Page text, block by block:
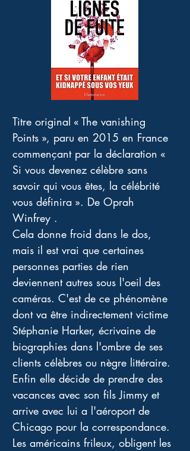
Titre original « The vanishing
Points », paru en 2015 en France
commençant par la déclaration «
Si vous devenez célèbre sans
savoir qui vous êtes, la célébrité
vous définira ». De Oprah
Winfrey .
Cela donne froid dans le dos,
mais il est vrai que certaines
personnes parties de rien
deviennent autres sous l'oeil des
caméras. C'est de ce phénomène
dont va être indirectement victime
Stéphanie Harker, écrivaine de
biographies dans l'ombre de ses
clients célèbres ou nègre littéraire.
Enfin elle décide de prendre des
vacances avec son fils Jimmy et
arrive avec lui a l'aéroport de
Chicago pour la correspondance.
Les américains frileux, obligent les